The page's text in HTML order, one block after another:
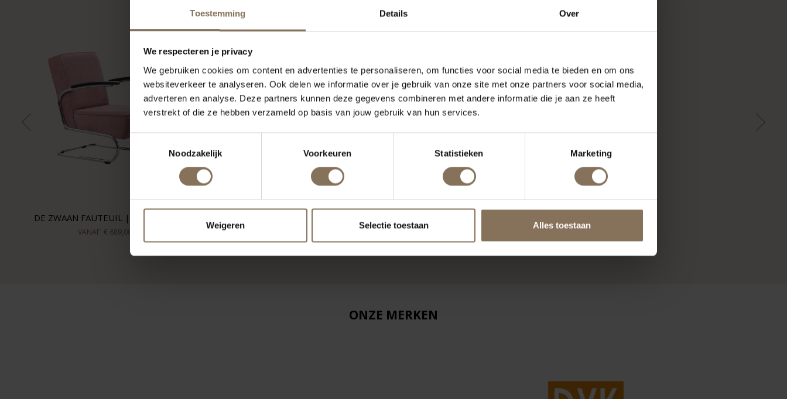
Toestemming Details Over
We respecteren je privacy
We gebruiken cookies om content en advertenties te personaliseren, om functies voor social media te bieden en om ons
websiteverkeer te analyseren. Ook delen we informatie over je gebruik van onze site met onze partners voor social media,
adverteren en analyse. Deze partners kunnen deze gegevens combineren met andere informatie die je aan ze heeft
verstrekt of die ze hebben verzameld op basis van jouw gebruik van hun services.
Toestemmingsselectie
Noodzakelijk
Voorkeuren Statistieken Marketing
Weigeren Selectie toestaan Alles toestaan
DE ZWAAN FAUTEUIL | OUDROZE
VANAF € 689,00
ONZE MERKEN